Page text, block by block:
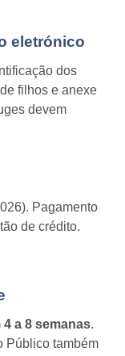
eletrónico
dos
filhos e anexe
devem
Pagamento
de crédito.
4 a 8 semanas.
Público também